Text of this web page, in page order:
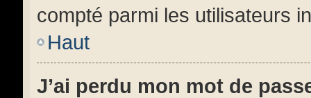
compté parmi les utilisateurs
Haut
J’ai perdu mon mot de